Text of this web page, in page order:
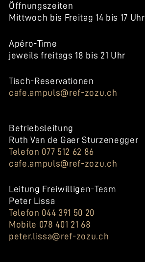
Öffnungszeiten
Mittwoch bis Freitag 14 bis 17 Uhr
Apéro-Time
jeweils freitags 18 bis 21 Uhr
Tisch-Reservationen
cafe.ampuls@ref-zozu.ch
Betriebsleitung
Ruth Van de Gaer Sturzenegger
Telefon 077 512 62 86
cafe.ampuls@ref-zozu.ch
Leitung Freiwilligen-Team
Peter Lissa
Telefon 044 391 50 20
Mobile 078 401 21 68
peter.lissa@ref-zozu.ch